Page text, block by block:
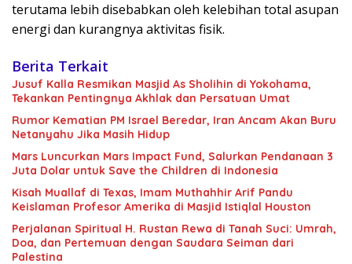
terutama lebih disebabkan oleh kelebihan total asupan
energi dan kurangnya aktivitas fisik.
Berita Terkait
Jusuf Kalla Resmikan Masjid As Sholihin di Yokohama,
Tekankan Pentingnya Akhlak dan Persatuan Umat
Rumor Kematian PM Israel Beredar, Iran Ancam Akan Buru
Netanyahu Jika Masih Hidup
Mars Luncurkan Mars Impact Fund, Salurkan Pendanaan 3
Juta Dolar untuk Save the Children di Indonesia
Kisah Muallaf di Texas, Imam Muthahhir Arif Pandu
Keislaman Profesor Amerika di Masjid Istiqlal Houston
Perjalanan Spiritual H. Rustan Rewa di Tanah Suci: Umrah,
Doa, dan Pertemuan dengan Saudara Seiman dari
Palestina